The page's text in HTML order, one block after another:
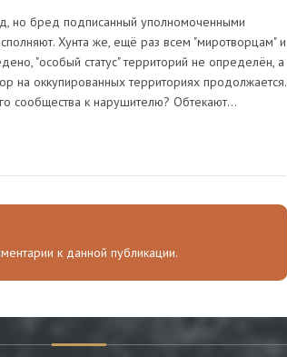
но бред подписанный уполномоченными
Хунта же, ещё раз всем "миротворцам" и
"особый статус" территорий не определён, а
на оккупированных территориях продолжается.
сообщества к нарушителю? Обтекают...
к данной публикации.